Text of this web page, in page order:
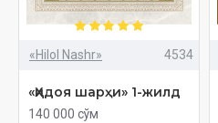
«Hilol Nashr» 4534
«Ҳидоя шарҳи» 1-жилд
140 000 сўм